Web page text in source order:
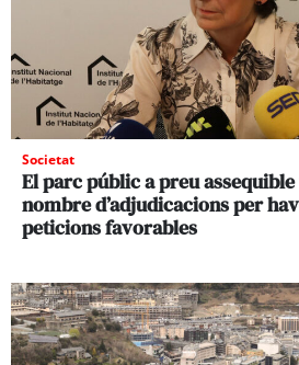
Societat
El parc públic a preu
nombre d’adjudicacions per
peticions favorables